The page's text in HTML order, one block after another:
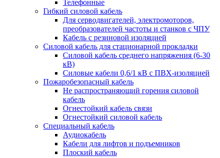
Телефонные
Гибкий силовой кабель
Для серводвигателей, электромоторов,
преобразователей частоты и станков с ЧПУ
Кабель с резиновой изоляцией
Силовой кабель для стационарной прокладки
Силовой кабель среднего напряжения (6-30
кВ)
Силовые кабели 0,6/1 кВ с ПВХ-изоляцией
Пожаробезопасный кабель
Не распространяющий горения силовой
кабель
Огнестойкий кабель связи
Огнестойкий силовой кабель
Специальный кабель
Аудиокабель
Кабели для лифтов и подъемников
Плоский кабель